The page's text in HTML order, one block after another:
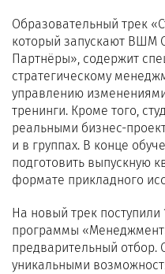
Образовательный трек
который запускают ВШМ
Партнёры», содержит
стратегическому
управлению
тренинги. Кроме того,
реальными бизнес-
и в группах. В конце
подготовить выпускную
формате прикладного
На новый трек поступили
программы
предварительный отбор.
уникальными